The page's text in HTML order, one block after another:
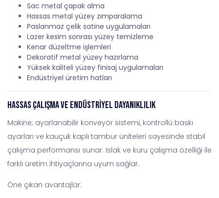
Sac metal çapak alma
Hassas metal yüzey zımparalama
Paslanmaz çelik satine uygulamaları
Lazer kesim sonrası yüzey temizleme
Kenar düzeltme işlemleri
Dekoratif metal yüzey hazırlama
Yüksek kaliteli yüzey finisaj uygulamaları
Endüstriyel üretim hatları
Hassas Çalışma ve Endüstriyel Dayanıklılık
Makine; ayarlanabilir konveyör sistemi, kontrollü baskı
ayarları ve kauçuk kaplı tambur üniteleri sayesinde stabil
çalışma performansı sunar. Islak ve kuru çalışma özelliği ile
farklı üretim ihtiyaçlarına uyum sağlar.
Öne çıkan avantajlar: